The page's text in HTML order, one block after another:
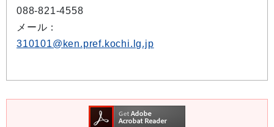
088-821-4558
メール：
310101@ken.pref.kochi.lg.jp